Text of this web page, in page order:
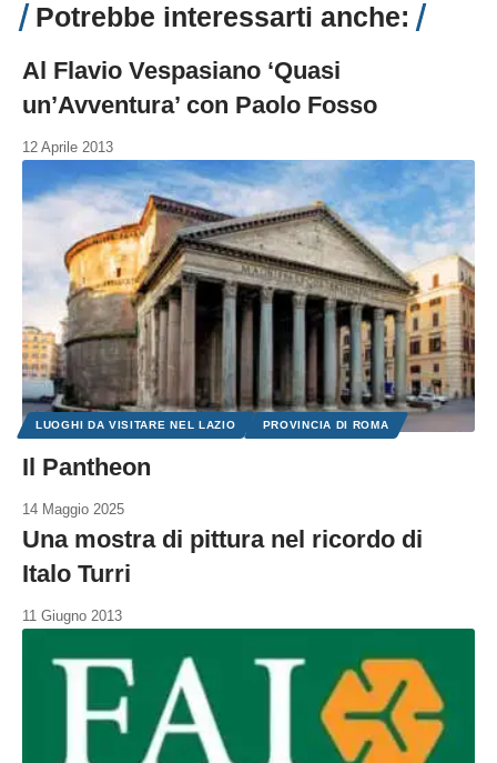
Potrebbe interessarti anche:
Al Flavio Vespasiano ‘Quasi
un’Avventura’ con Paolo Fosso
12 Aprile 2013
LUOGHI DA VISITARE NEL LAZIO PROVINCIA DI ROMA
Il Pantheon
14 Maggio 2025
Una mostra di pittura nel ricordo di
Italo Turri
11 Giugno 2013